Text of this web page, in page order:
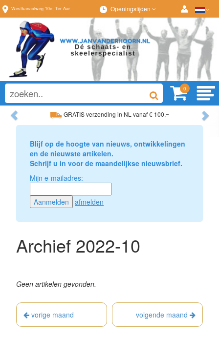
Westkanaalweg 10e, Ter Aar Openingstijden
0
GRATIS verzending in NL vanaf € 100,=
Previous
Blijf op de hoogte van nieuws, ontwikkelingen
en de nieuwste artikelen.
Schrijf u in voor de maandelijkse nieuwsbrief.
Mijn e-mailadres:
afmelden
Archief 2022-10
Geen artikelen gevonden.
vorige maand volgende maand